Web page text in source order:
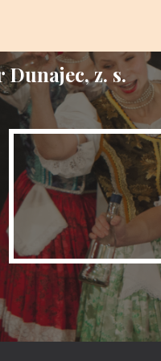
Skip
z. s.